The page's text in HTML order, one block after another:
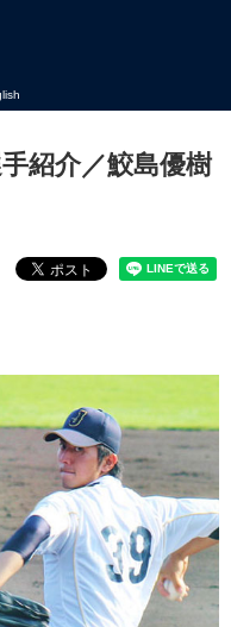
紹介／鮫島優樹